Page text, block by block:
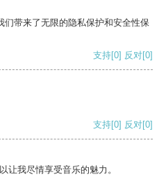
带来了无限的隐私保护和安全性保
支持[0] 反对[0]
支持[0] 反对[0]
让我尽情享受音乐的魅力。